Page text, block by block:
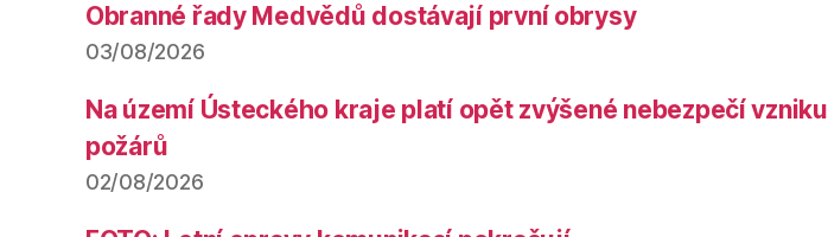
Obranné řady Medvědů dostávají první obrysy
03/08/2026
Na území Ústeckého kraje platí opět zvýšené nebezpečí vzniku
požárů
02/08/2026